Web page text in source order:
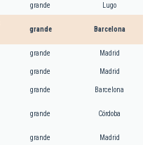
grande Lugo
grande Barcelona
grande Madrid
grande Madrid
grande Barcelona
grande Córdoba
grande Madrid